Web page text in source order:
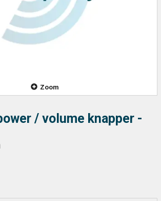
Zoom
/ volume knapper -